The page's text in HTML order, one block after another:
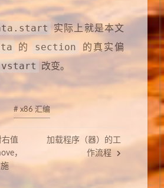
实际上就是本文
的 section
的真实偏
vstart 改变。
# x86 汇编
值
，
加载程序（器）的工
作流程